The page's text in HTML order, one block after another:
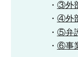
③外
④外
⑤弁
⑥事